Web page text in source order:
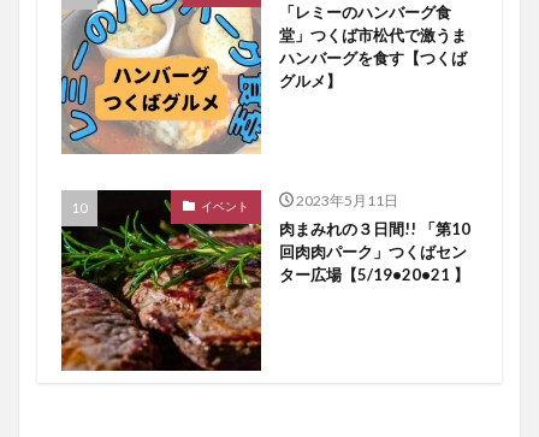
「レミーのハンバーグ食
堂」つくば市松代で激うま
ハンバーグを食す【つくば
グルメ】
イベント 2023年5月11日
肉まみれの３日間!! 「第10
回肉肉パーク」つくばセン
ター広場【5/19•20•21 】